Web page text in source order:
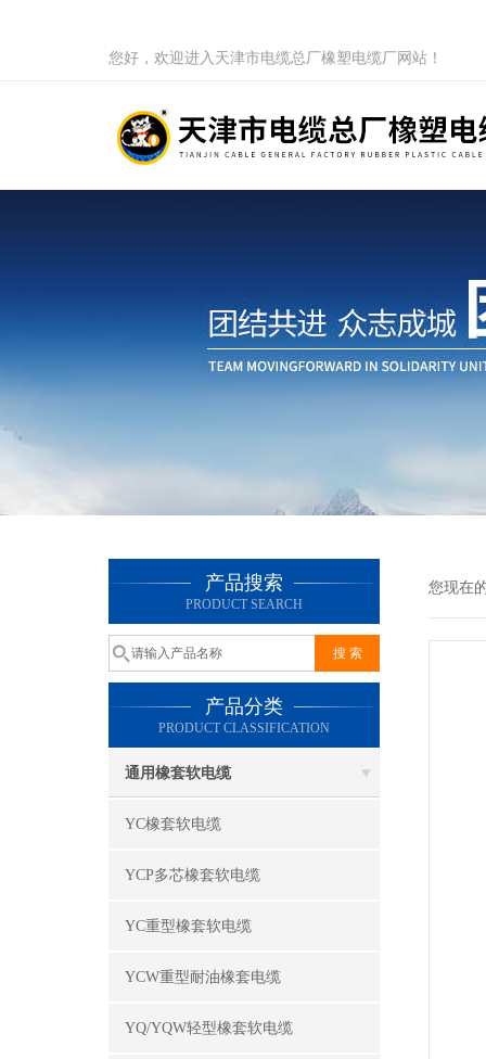
您好，欢迎进入天津市电缆总厂橡塑电缆厂网站！
产品搜索
PRODUCT SEARCH
产品分类
PRODUCT CLASSIFICATION
通用橡套软电缆
YC橡套软电缆
YCP多芯橡套软电缆
YC重型橡套软电缆
YCW重型耐油橡套电缆
YQ/YQW轻型橡套软电缆
您现在